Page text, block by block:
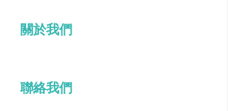
關於我們
聯絡我們